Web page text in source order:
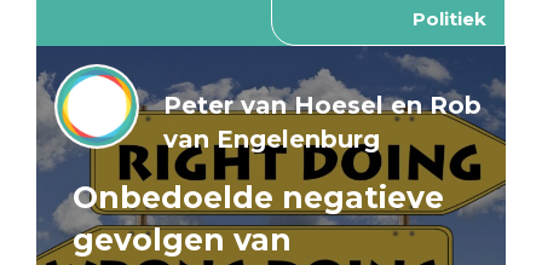
Politiek
Peter van Hoesel en Rob
van Engelenburg
Onbedoelde negatieve
gevolgen van